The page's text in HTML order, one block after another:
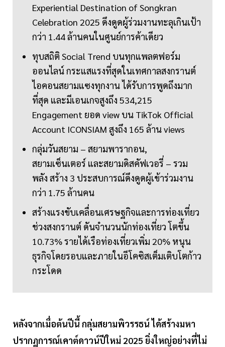
Experiential Destination of Songkran
Celebration 2025 ดึงดูดผู้ร่วมงานทะลุเกินเป้า
กว่า 1.44 ล้านคนในศูนย์การค้าเดียว
ทุบสถิติ Social Trend บนทุกแพลตฟอร์ม
ออนไลน์ กระแสแรงที่สุดในเทศกาลสงกรานต์
ไอคอนสยามแซงทุกงาน ได้รับการพูดถึงมาก
ที่สุด และมีเอนเกจสูงถึง 534,215
Engagement ยอด view บน TikTok Official
Account ICONSIAM สูงถึง 165 ล้าน views
กลุ่มวันสยาม – สยามพารากอน,
สยามเซ็นเตอร์ และสยามดิสคัฟเวอรี่ – รวม
พลัง สร้าง 3 ประสบการณ์ดึงดูดผู้เข้าร่วมงาน
กว่า 1.75 ล้านคน
สร้างแรงขับเคลื่อนเศรษฐกิจและการท่องเที่ยว
ช่วงสงกรานต์ ดันจำนวนนักท่องเที่ยว โตขึ้น
10.73% รายได้เรือท่องเที่ยวเพิ่ม 20% หนุน
ธุรกิจโดยรอบและภายในอีโคซิสเต็มเติบโตก้าว
กระโดด
หลังจากเมื่อต้นปีนี้ กลุ่มสยามพิวรรธน์ ได้สร้างมหา
ปรากฏการณ์เคาต์ดาวน์ปีใหม่ 2025 ยิ่งใหญ่อย่างที่ไม่